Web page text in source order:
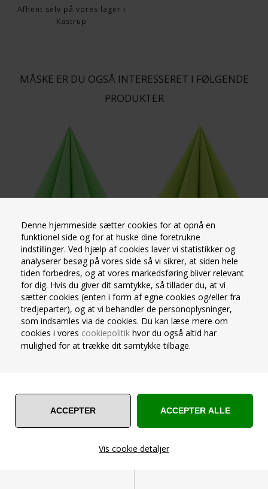
Denne hjemmeside sætter cookies for at opnå en
funktionel side og for at huske dine foretrukne
indstillinger. Ved hjælp af cookies laver vi statistikker og
analyserer besøg på vores side så vi sikrer, at siden hele
tiden forbedres, og at vores markedsføring bliver relevant
for dig. Hvis du giver dit samtykke, så tillader du, at vi
sætter cookies (enten i form af egne cookies og/eller fra
tredjeparter), og at vi behandler de personoplysninger,
som indsamles via de cookies. Du kan læse mere om
cookies i vores cookiepolitik hvor du også altid har
mulighed for at trække dit samtykke tilbage.
Vis cookie detaljer
Afhent selv på vores lager i
Kastrup
MÅSKE ER DU OGSÅ INTERESSERET I FØLGENDE
PRODUKTER
AIRLAID STOFLIGNEDE SERVIET
40X40 CM. 12 STK ÆBLEGRØN
Perfekt til servietfoldning -
stoflignende serviet
Størrelse: 40x40 cm (udfoldet)
Kvalitet: Kraftig airlaid
Antal pr. pakke: 12 stk.
Farve: Æblegrøn
Varenummer 15052014
På lager 1-2 dage
AIRLAID STOFLIGNEDE SERVIET
40X40 CM. 12 STK LIME
Perfekt til servietfoldning -
stoflignende serviet
Størrelse: 40x40 cm (udfoldet)
Kvalitet: Kraftig airlaid
Antal pr. pakke: 12 stk.
Farve: Lime
Varenummer 15052041
Ikke på lager 8-10 dage
OGSÅ FØLGENDE: